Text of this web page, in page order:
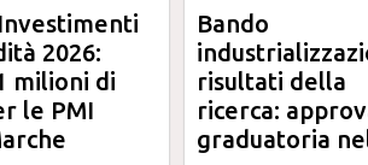
2026:
milioni di
le PMI
Bando
risultati della
ricerca:
graduatoria